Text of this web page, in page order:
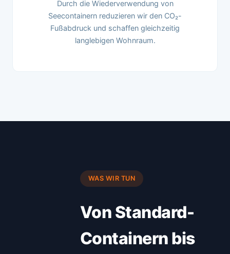
Durch die Wiederverwendung von
Seecontainern reduzieren wir den CO₂-
Fußabdruck und schaffen gleichzeitig
langlebigen Wohnraum.
WAS WIR TUN
Von Standard-
Containern bis